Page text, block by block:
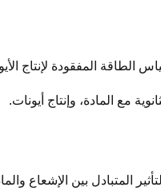
الطاقة المفقودة لإنتاج
مع المادة، وإنتاج أيونات.
المتبادل بين الإشعاع